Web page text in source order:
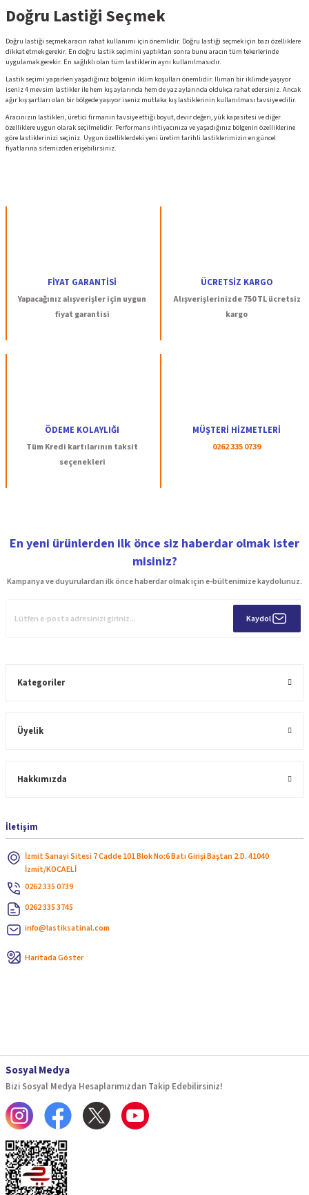
Doğru Lastiği Seçmek
Doğru lastiği seçmek aracın rahat kullanımı için önemlidir. Doğru lastiği seçmek için bazı özelliklere
dikkat etmek gerekir. En doğru lastik seçimini yaptıktan sonra bunu aracın tüm tekerlerinde
uygulamak gerekir. En sağlıklı olan tüm lastiklerin aynı kullanılmasıdır.
Lastik seçimi yaparken yaşadığınız bölgenin iklim koşulları önemlidir. Ilıman bir iklimde yaşıyor
iseniz 4 mevsim lastikler ile hem kış aylarında hem de yaz aylarında oldukça rahat edersiniz. Ancak
ağır kış şartları olan bir bölgede yaşıyor iseniz mutlaka kış lastiklerinin kullanılması tavsiye edilir.
Aracınızın lastikleri, üretici firmanın tavsiye ettiği boyut, devir değeri, yük kapasitesi ve diğer
özelliklere uygun olarak seçilmelidir. Performans ihtiyacınıza ve yaşadığınız bölgenin özelliklerine
göre lastiklerinizi seçiniz. Uygun özelliklerdeki yeni üretim tarihli lastiklerimizin en güncel
fiyatlarına sitemizden erişebilirsiniz.
FİYAT GARANTİSİ
Yapacağınız alışverişler için uygun
fiyat garantisi
ÜCRETSİZ KARGO
Alışverişlerinizde 750 TL ücretsiz
kargo
ÖDEME KOLAYLIĞI
Tüm Kredi kartılarının taksit
seçenekleri
MÜŞTERİ HİZMETLERİ
0262 335 0739
En yeni ürünlerden ilk önce siz haberdar olmak ister
misiniz?
Kampanya ve duyurulardan ilk önce haberdar olmak için e-bültenimize kaydolunuz.
Kaydol
Kategoriler
Üyelik
Hakkımızda
İletişim
İzmit Sanayi Sitesi 7 Cadde 101 Blok No:6 Batı Girişi Baştan 2.D. 41040
İzmit/KOCAELİ
0262 335 0739
0262 335 3745
info@lastiksatinal.com
Haritada Göster
Sosyal Medya
Bizi Sosyal Medya Hesaplarımızdan Takip Edebilirsiniz!